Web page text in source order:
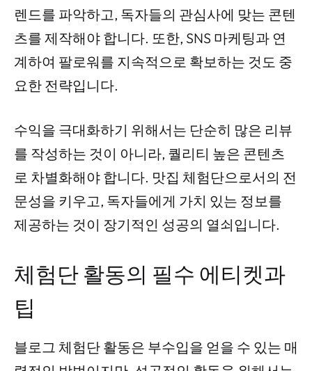
렌드를 파악하고, 독자들의 관심사에 맞는 콘텐
츠를 제작해야 합니다. 또한, SNS 마케팅과 연
계하여 팔로워를 지속적으로 확보하는 것도 중
요한 전략입니다.
수익을 극대화하기 위해서는 단순히 많은 리뷰
를 작성하는 것이 아니라, 퀄리티 높은 콘텐츠
로 차별화해야 합니다. 맛집 체험단으로서의 전
문성을 키우고, 독자들에게 가치 있는 정보를
제공하는 것이 장기적인 성공의 열쇠입니다.
체험단 활동의 필수 에티켓과
팁
블로그 체험단 활동은 부수입을 얻을 수 있는 매